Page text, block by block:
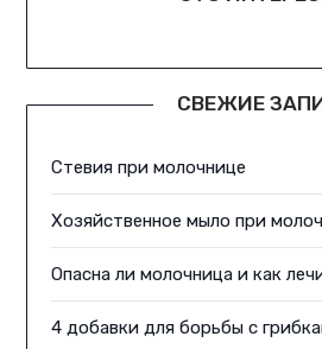
СВЕЖИЕ
Стевия при молочнице
Хозяйственное мыло при
Опасна ли молочница и как
4 добавки для борьбы с